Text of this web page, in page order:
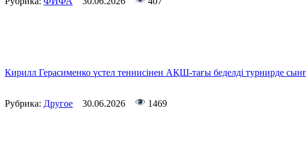
Кирилл Герасименко үстел теннисінен АҚШ-тағы беделді турнирде
Рубрика: Другое 30.06.2026 1469